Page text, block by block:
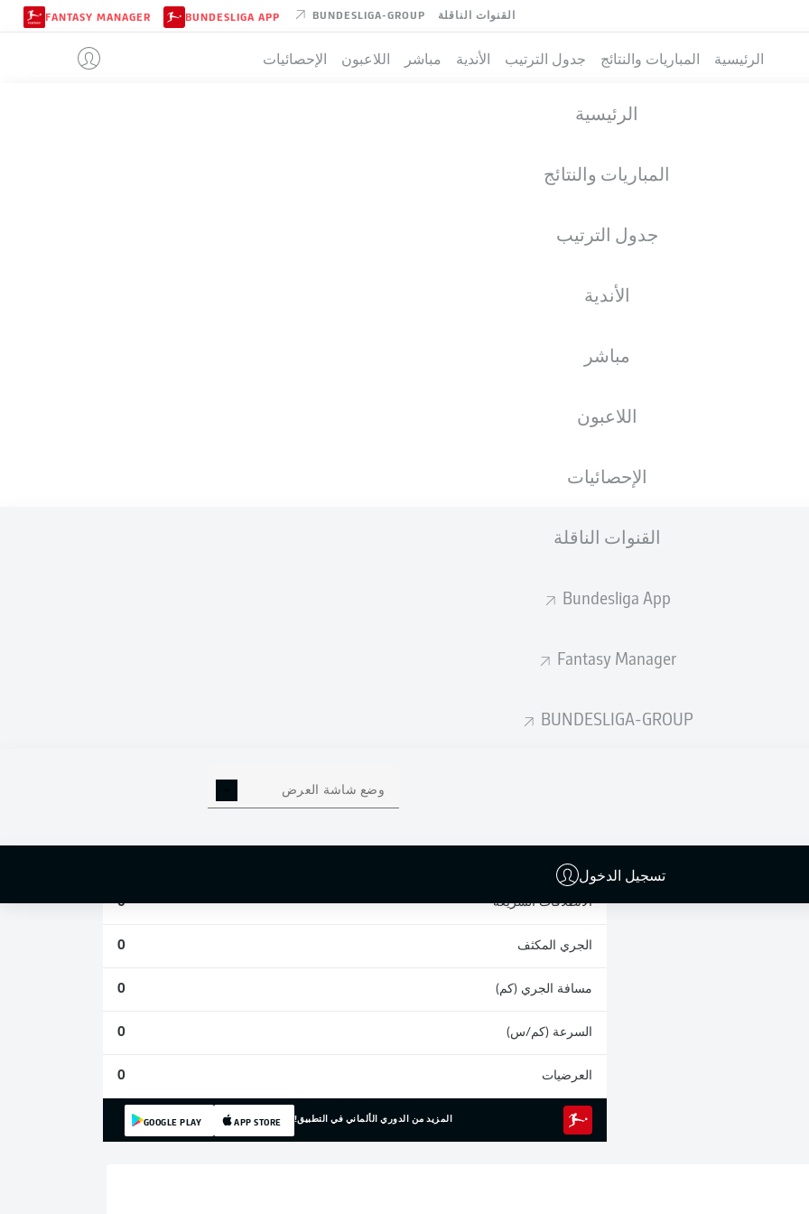
القنوات الناقلة BUNDESLIGA-GROUP
BUNDESLIGA APP
FANTASY MANAGER
الرئيسية المباريات والنتائج جدول الترتيب الأندية مباشر اللاعبون الإحصائيات
الرئيسية
المباريات والنتائج
جدول الترتيب
الأندية
مباشر
اللاعبون
الإحصائيات
القنوات الناقلة
Bundesliga App
Fantasy Manager
BUNDESLIGA-GROUP
وضع شاشة العرض
تسجيل الدخول
19.01.2006
إحصائيات موسم 2020/2021
الانطلاقات السريعة 0
الجري المكثف 0
مسافة الجري (كم) 0
السرعة (كم/س) 0
العرضيات 0
المزيد من الدوري الألماني في التطبيق! APP STORE
GOOGLE PLAY